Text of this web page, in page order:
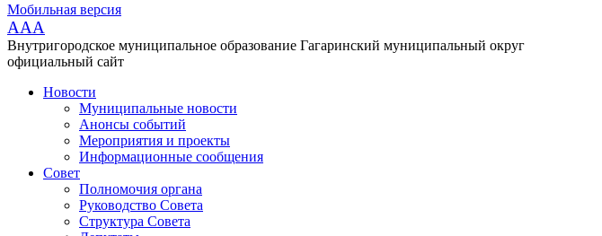
Мобильная версия
AAA
Внутригородское муниципальное образование Гагаринский муниципальный округ
официальный сайт
Новости
Муниципальные новости
Анонсы событий
Мероприятия и проекты
Информационные сообщения
Совет
Полномочия органа
Руководство Совета
Структура Совета